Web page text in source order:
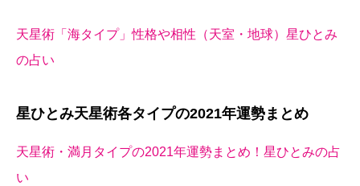
天星術「海タイプ」性格や相性（天室・地球）星ひとみ
の占い
星ひとみ天星術各タイプの2021年運勢まとめ
天星術・満月タイプの2021年運勢まとめ！星ひとみの占
い